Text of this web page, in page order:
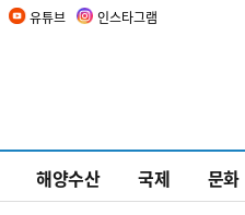
유튜브 인스타그램
해양수산 국제 문화